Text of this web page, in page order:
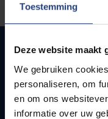
Toestemming
Deze website maakt
We gebruiken
personaliseren, om
en om ons
informatie over uw
Quick links